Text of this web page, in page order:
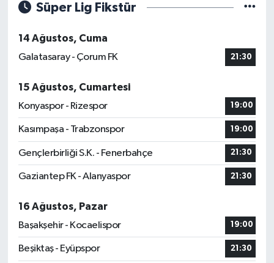
Süper Lig Fikstür
14 Ağustos, Cuma
Galatasaray - Çorum FK
21:30
15 Ağustos, Cumartesi
Konyaspor - Rizespor
19:00
Kasımpaşa - Trabzonspor 19:00
Gençlerbirliği S.K. - Fenerbahçe 21:30
Gaziantep FK - Alanyaspor 21:30
16 Ağustos, Pazar
Başakşehir - Kocaelispor
19:00
Beşiktaş - Eyüpspor 21:30